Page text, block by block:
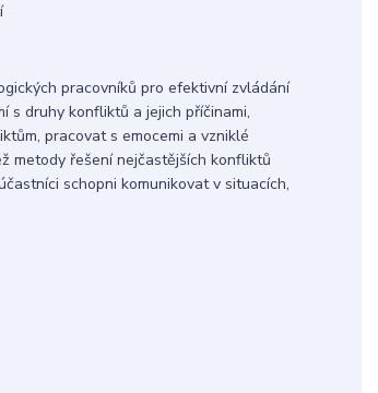
pracovníků pro efektivní zvládání
s druhy konfliktů a jejich příčinami,
pracovat s emocemi a vzniklé
metody řešení nejčastějších konfliktů
schopni komunikovat v situacích,